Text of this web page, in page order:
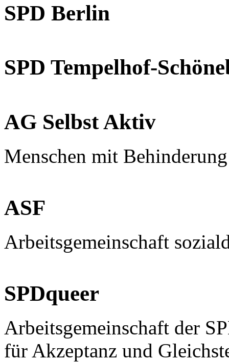
SPD Berlin
SPD Tempelhof-
AG Selbst Aktiv
Menschen mit
ASF
Arbeitsgemeinschaft
SPDqueer
Arbeitsgemeinschaft der
für Akzeptanz und